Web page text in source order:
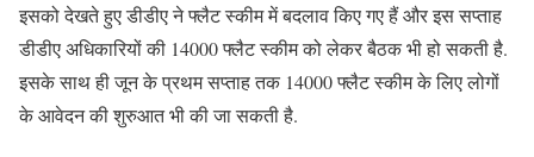
इसको देखते हुए डीडीए ने फ्लैट स्कीम में बदलाव किए गए हैं और इस सप्ताह
डीडीए अधिकारियों की 14000 फ्लैट स्कीम को लेकर बैठक भी हो सकती है.
इसके साथ ही जून के प्रथम सप्ताह तक 14000 फ्लैट स्कीम के लिए लोगों
के आवेदन की शुरुआत भी की जा सकती है.